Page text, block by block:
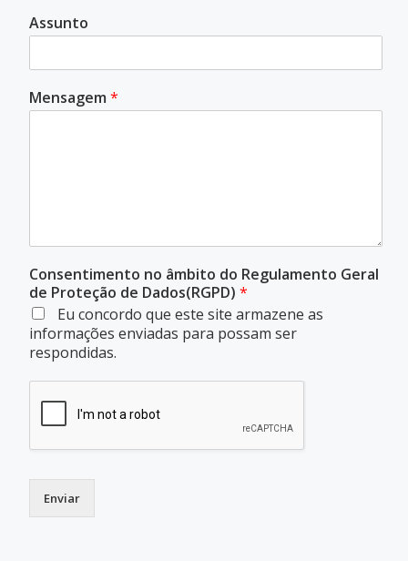
Assunto
Mensagem *
Consentimento no âmbito do Regulamento Geral
de Proteção de Dados(RGPD) *
Eu concordo que este site armazene as
informações enviadas para possam ser
respondidas.
Enviar